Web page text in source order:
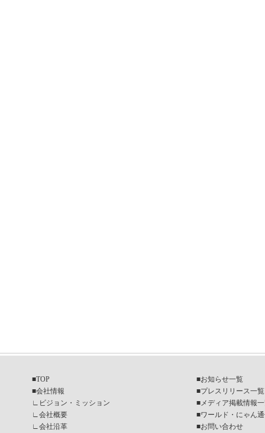
■TOP
■会社情報
∟
ビジョン・ミッション
∟ 会社概要
∟ 会社沿革
■お知らせ一覧
■プレスリリース一覧
■ メディア掲載情報
■ワールド・にゃん
■お問い合わせ